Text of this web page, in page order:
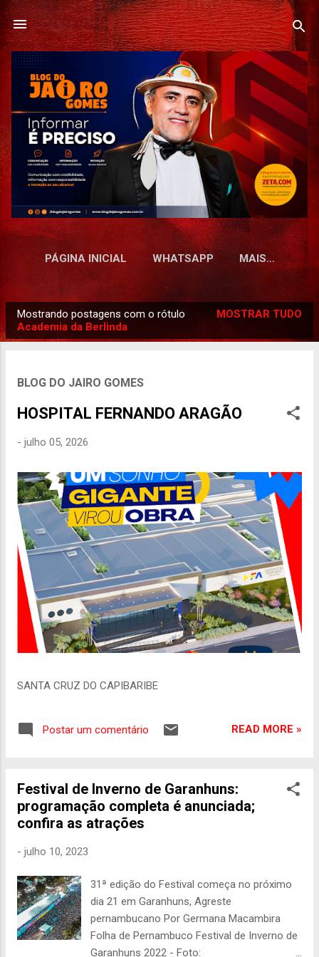
Pular para o conteúdo principal
PÁGINA INICIAL WHATSAPP MAIS…
o
Mostrando postagens com o rótulo
Academia da Berlinda
MOSTRAR TUDO
BLOG DO JAIRO GOMES
HOSPITAL FERNANDO ARAGÃO
- julho 05, 2026
SANTA CRUZ DO CAPIBARIBE
Postar um comentário READ MORE »
Festival de Inverno de Garanhuns:
programação completa é anunciada;
confira as atrações
- julho 10, 2023
31ª edição do Festival começa no próximo
dia 21 em Garanhuns, Agreste
pernambucano Por Germana Macambira
Folha de Pernambuco Festival de Inverno de
Garanhuns 2022 - Foto: